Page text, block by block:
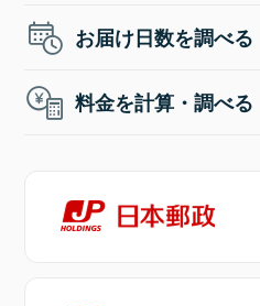
お届け日数を調べる
料金を計算・調べる